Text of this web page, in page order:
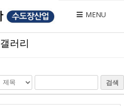
MENU
갤러리
검색